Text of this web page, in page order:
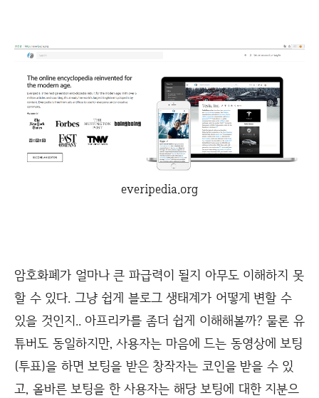
everipedia.org
암호화폐가 얼마나 큰 파급력이 될지 아무도 이해하지 못
할 수 있다. 그냥 쉽게 블로그 생태계가 어떻게 변할 수
있을 것인지.. 아프리카를 좀더 쉽게 이해해볼까? 물론 유
튜버도 동일하지만, 사용자는 마음에 드는 동영상에 보팅
(투표)을 하면 보팅을 받은 창작자는 코인을 받을 수 있
고, 올바른 보팅을 한 사용자는 해당 보팅에 대한 지분으